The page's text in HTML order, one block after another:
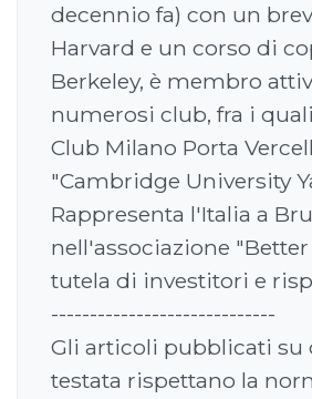
decennio fa) con un
Harvard e un corso di
Berkeley, è membro
numerosi club, fra i
Club Milano Porta
"Cambridge University
Rappresenta l'Italia a
nell'associazione
tutela di investitori e
-----------------------------
Gli articoli pubblicati su
testata rispettano la